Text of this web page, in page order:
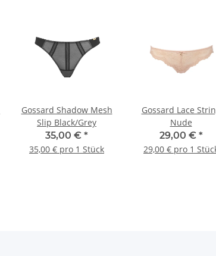
Gossard Shadow Mesh
Slip Black/Grey
35,00 € *
35,00 € pro 1 Stück
Gossard Lace
Nude
29,00 € *
29,00 € pro 1